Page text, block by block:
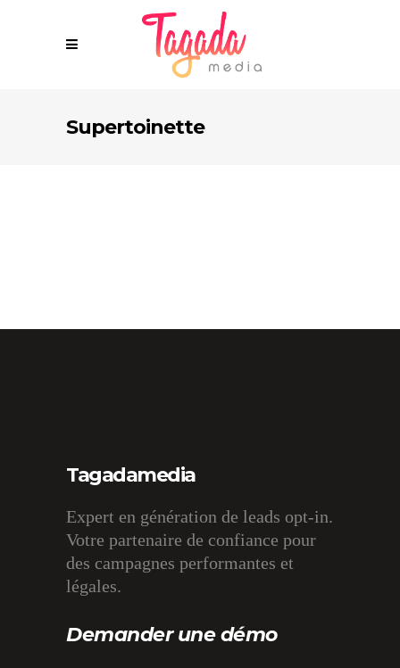
Supertoinette
Tagadamedia
Expert en génération de leads opt-in.
Votre partenaire de confiance pour
des campagnes performantes et
légales.
Demander une démo